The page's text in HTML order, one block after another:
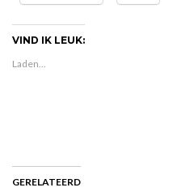
VIND IK LEUK:
Laden...
GERELATEERD